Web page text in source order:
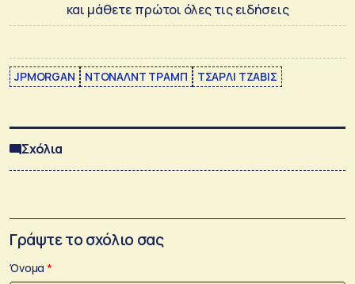
και μάθετε πρώτοι όλες τις ειδήσεις
JPMORGAN ΝΤΟΝΑΛΝΤ ΤΡΑΜΠ ΤΣΑΡΛΙ ΤΖΑΒΙΣ
Σχόλια
Γράψτε το σχόλιο σας
Όνομα